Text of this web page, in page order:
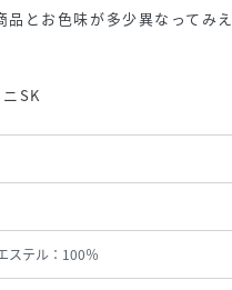
とお色味が多少異なってみえ
SK
テル：100％